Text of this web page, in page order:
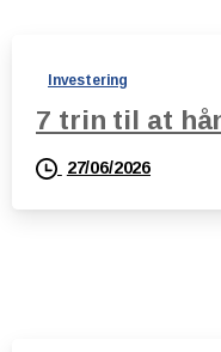
Investering
7 trin til at
27/06/2026